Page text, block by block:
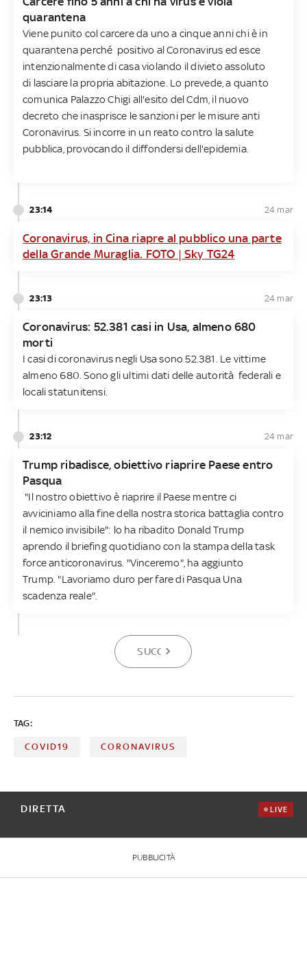
quarantena
Viene punito col carcere da uno a cinque anni chi è in
quarantena perché positivo al Coronavirus ed esce
intenzionalmente di casa violando il divieto assoluto
di lasciare la propria abitazione. Lo prevede, a quanto
comunica Palazzo Chigi all'esito del Cdm, il nuovo
decreto che inasprisce le sanzioni per le misure anti
Coronavirus. Si incorre in un reato contro la salute
pubblica, provocando il diffondersi dell'epidemia.
23:14 24 mar
Coronavirus, in Cina riapre al pubblico una parte
della Grande Muraglia. FOTO | Sky TG24
23:13 24 mar
Coronavirus: 52.381 casi in Usa, almeno 680
morti
I casi di coronavirus negli Usa sono 52.381. Le vittime
almeno 680. Sono gli ultimi dati delle autorità federali e
locali statunitensi.
23:12 24 mar
Trump ribadisce, obiettivo riaprire Paese entro
Pasqua
"Il nostro obiettivo è riaprire il Paese mentre ci
avviciniamo alla fine della nostra storica battaglia contro
il nemico invisibile": lo ha ribadito Donald Trump
aprendo il briefing quotidiano con la stampa della task
force anticoronavirus. "Vinceremo", ha aggiunto
Trump. "Lavoriamo duro per fare di Pasqua Una
scadenza reale".
SUCCESSIVA
TAG:
COVID19 CORONAVIRUS
DIRETTA LIVE
PUBBLICITÀ